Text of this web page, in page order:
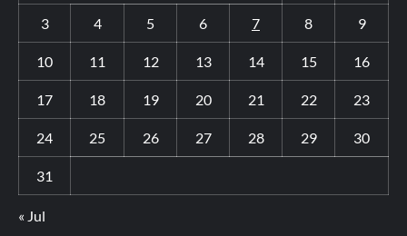
3 4 5 6 7 8 9
10 11 12 13 14 15 16
17 18 19 20 21 22 23
24 25 26 27 28 29 30
31
« Jul